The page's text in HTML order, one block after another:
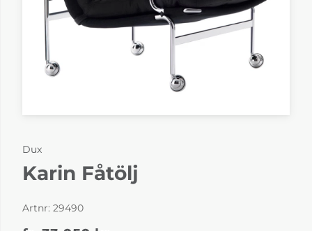
Dux
Karin Fåtölj
Artnr: 29490